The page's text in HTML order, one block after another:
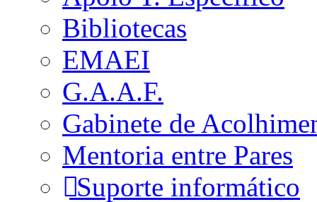
Bibliotecas
EMAEI
G.A.A.F.
Gabinete de
Mentoria entre Pares
Suporte informático